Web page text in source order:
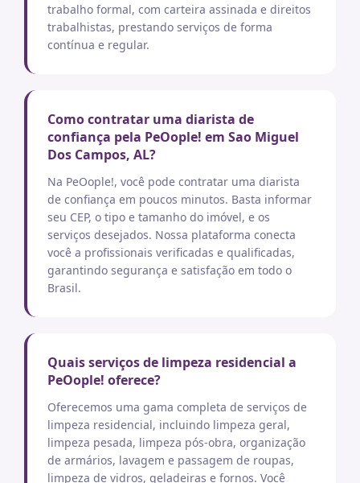
trabalho formal, com carteira assinada e direitos
trabalhistas, prestando serviços de forma
contínua e regular.
Como contratar uma diarista de
confiança pela PeOople! em Sao Miguel
Dos Campos, AL?
Na PeOople!, você pode contratar uma diarista
de confiança em poucos minutos. Basta informar
seu CEP, o tipo e tamanho do imóvel, e os
serviços desejados. Nossa plataforma conecta
você a profissionais verificadas e qualificadas,
garantindo segurança e satisfação em todo o
Brasil.
Quais serviços de limpeza residencial a
PeOople! oferece?
Oferecemos uma gama completa de serviços de
limpeza residencial, incluindo limpeza geral,
limpeza pesada, limpeza pós-obra, organização
de armários, lavagem e passagem de roupas,
limpeza de vidros, geladeiras e fornos. Você